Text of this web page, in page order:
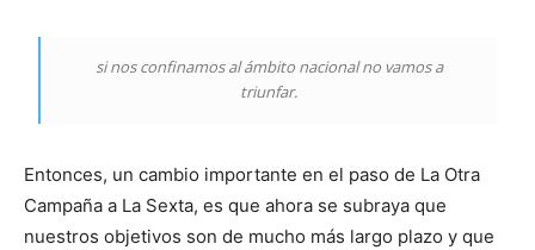
si nos confinamos al ámbito nacional no vamos a
triunfar.
Entonces, un cambio importante en el paso de La Otra
Campaña a La Sexta, es que ahora se subraya que
nuestros objetivos son de mucho más largo plazo y que